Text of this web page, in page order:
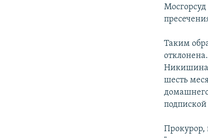
Таким
Никишина
шесть
Прокурор,